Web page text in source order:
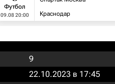
Футбол
09.08 20:00
Краснодар
9
22.10.2023 в 17:45